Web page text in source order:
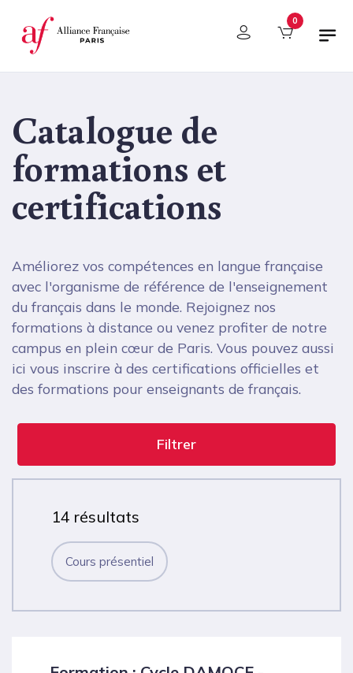
Panneau de gestion des cookies 0
Catalogue de
formations et
certifications
Améliorez vos compétences en langue française
avec l'organisme de référence de l'enseignement
du français dans le monde. Rejoignez nos
formations à distance ou venez profiter de notre
campus en plein cœur de Paris. Vous pouvez aussi
ici vous inscrire à des certifications officielles et
des formations pour enseignants de français.
Filtrer
14 résultats
Cours présentiel